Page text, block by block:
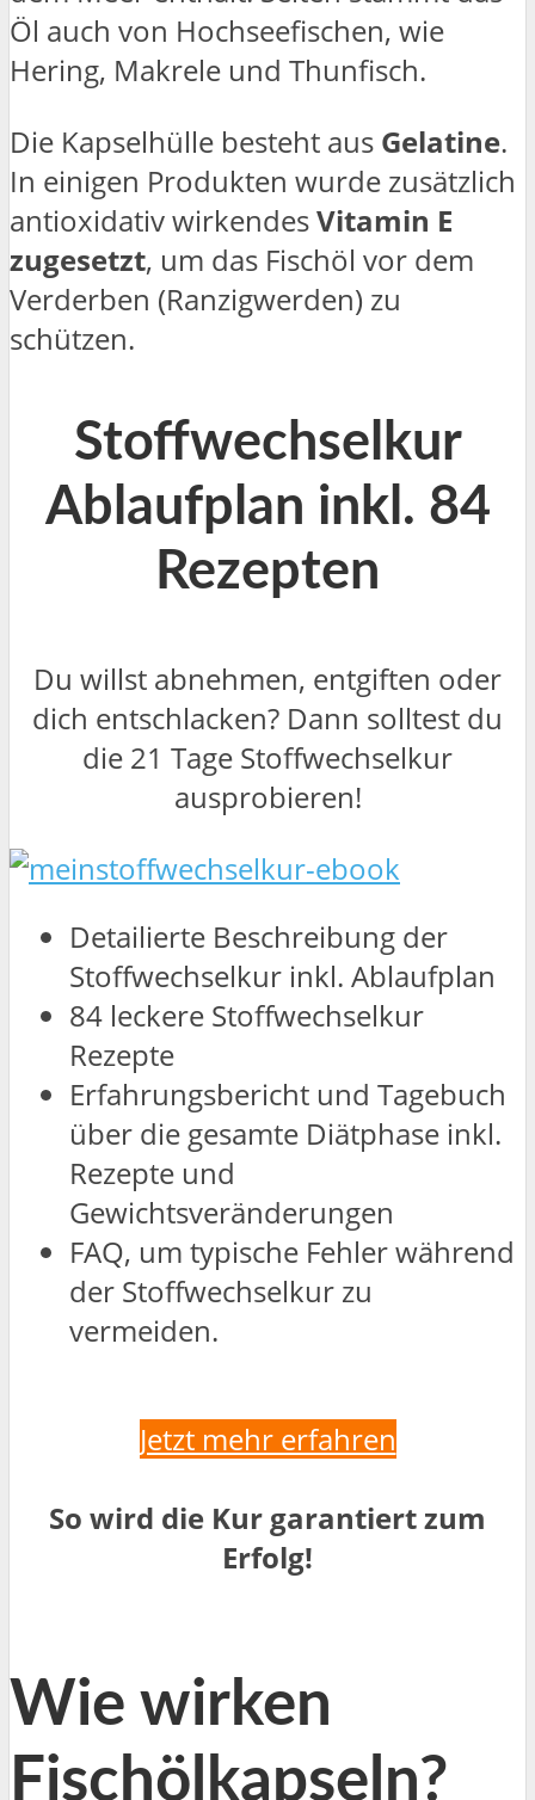
Öl auch von Hochseefischen, wie
Hering, Makrele und Thunfisch.
Die Kapselhülle besteht aus Gelatine.
In einigen Produkten wurde zusätzlich
antioxidativ wirkendesVitamin E
zugesetzt, um das Fischöl vor dem
Verderben (Ranzigwerden) zu
schützen.
Stoffwechselkur
Ablaufplan inkl. 84
Rezepten
Du willst abnehmen, entgiften oder
dich entschlacken? Dann solltest du
die 21 Tage Stoffwechselkur
ausprobieren!
Detailierte Beschreibung der
Stoffwechselkur inkl. Ablaufplan
84 leckere Stoffwechselkur
Rezepte
Erfahrungsbericht und Tagebuch
über die gesamte Diätphase inkl.
Rezepte und
Gewichtsveränderungen
FAQ, um typische Fehler während
der Stoffwechselkur zu
vermeiden.
Jetzt mehr erfahren
So wird die Kur garantiert zum
Erfolg!
Wie wirken
Fischölkapseln?